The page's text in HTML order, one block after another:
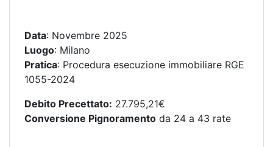
Data: Novembre 2025
Luogo: Milano
Pratica: Procedura esecuzione immobiliare RGE
1055-2024
Debito Precettato: 27.795,21€
Conversione Pignoramento da 24 a 43 rate